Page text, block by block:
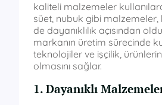
kaliteli malzemeler
süet, nubuk gibi malzemeler,
de dayanıklılık açısından
markanın üretim sürecinde
teknolojiler ve işçilik,
olmasını sağlar.
1. Dayanıklı